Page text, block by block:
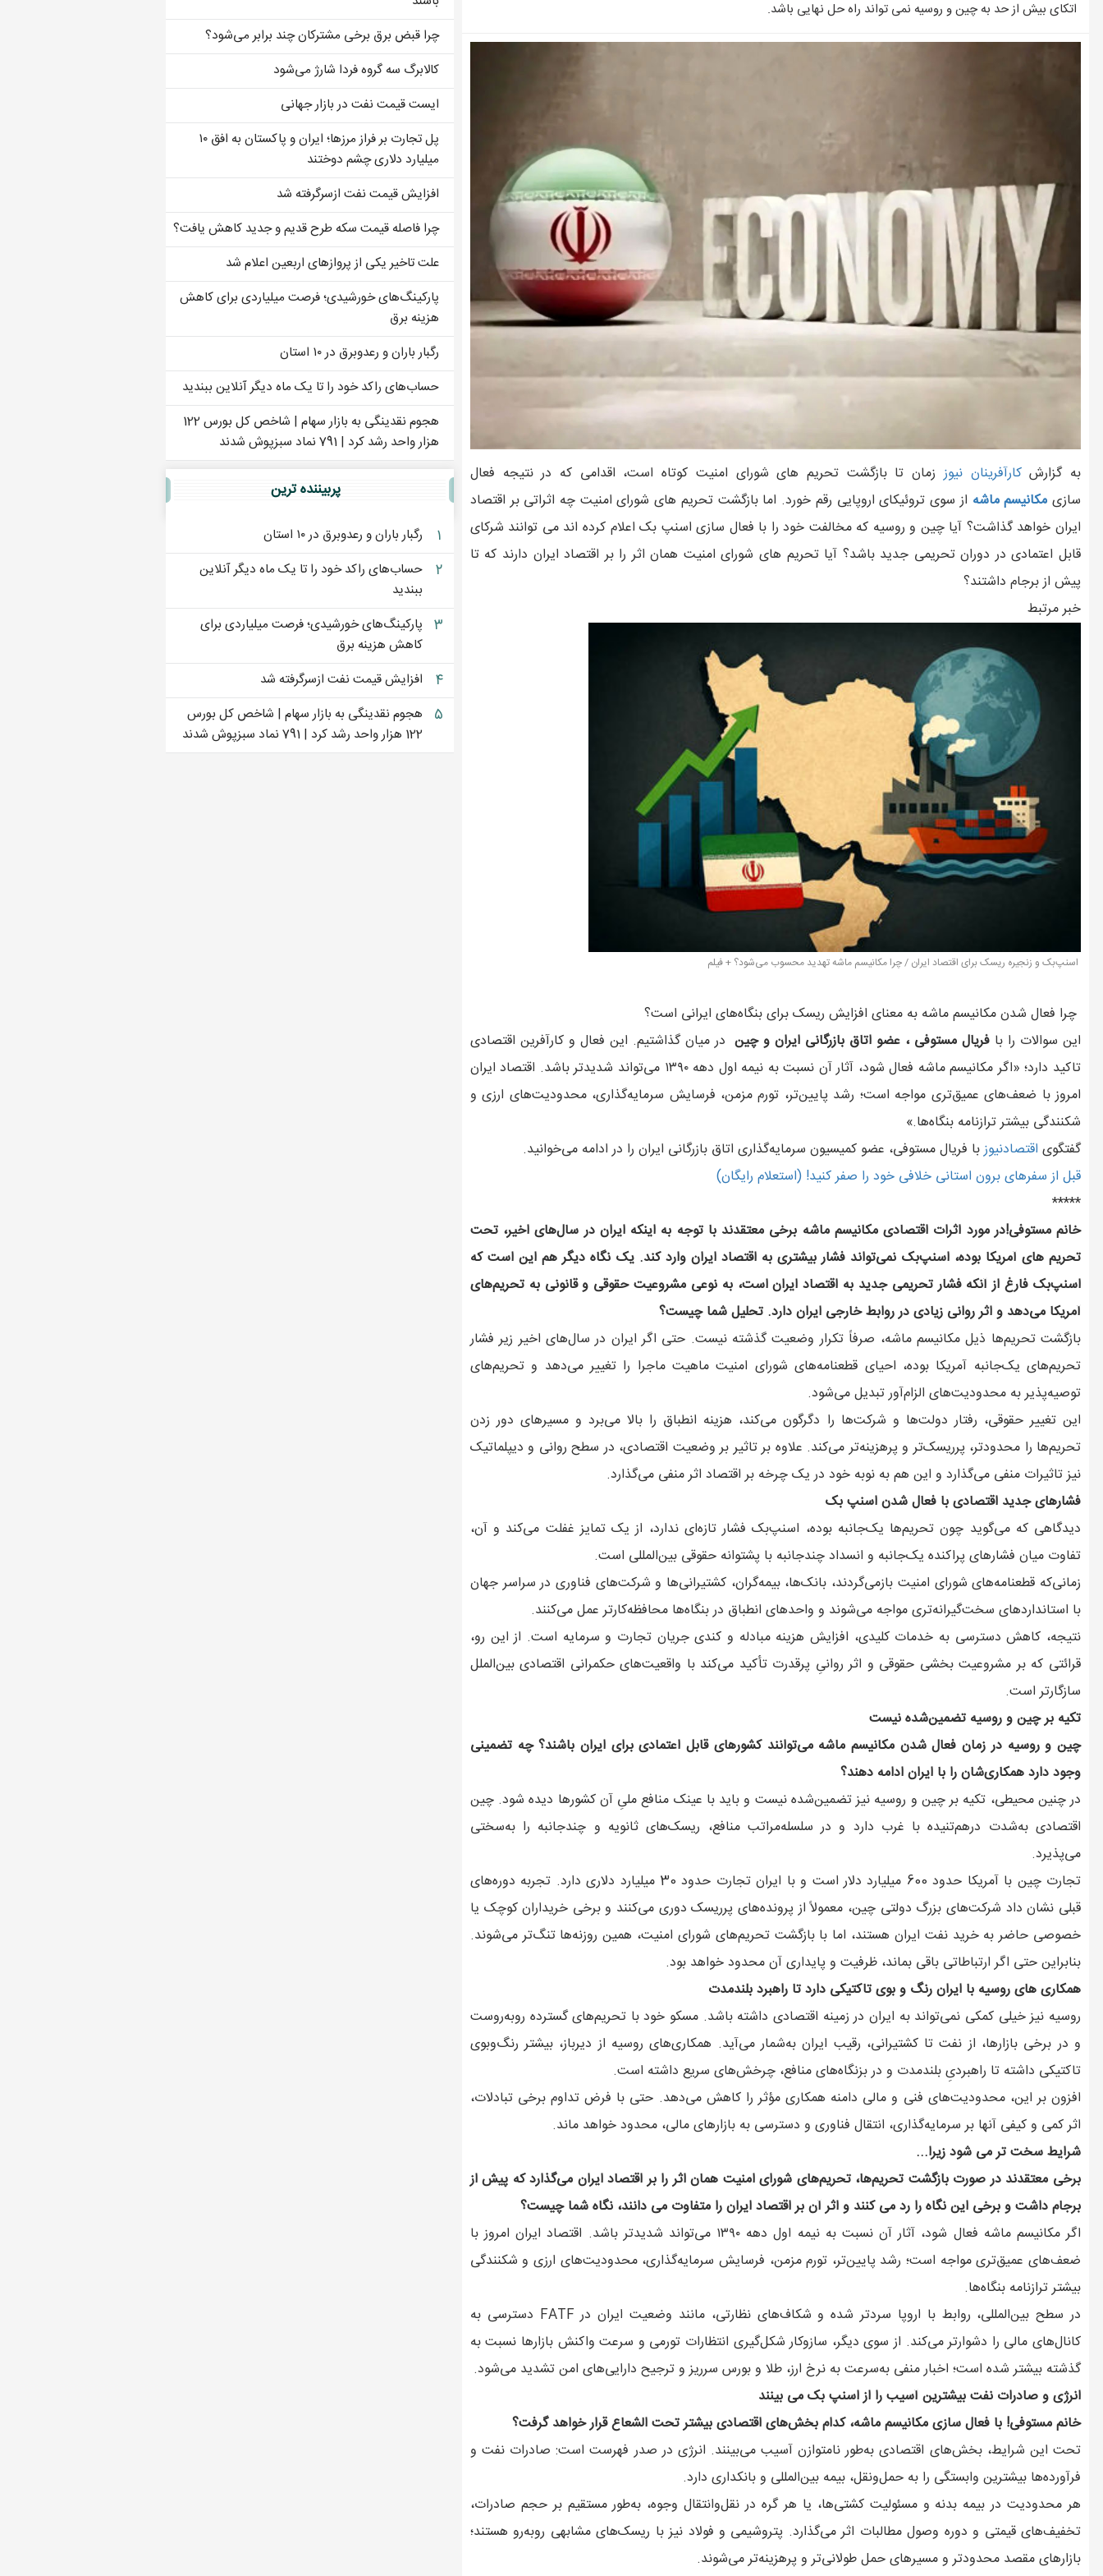
وضعیت بازار مسکن در مرداد/بخر و بفروش‌ها دست از کار کشیدند
اتکای بیش از حد به چین و روسیه نمی تواند راه حل نهایی باشد.
به گزارشکارآفرينان نيوززمان تا بازگشت تحریم های شورای امنیت کوتاه است، اقدامی که در نتیجه فعال
سازی مکانیسم ماشه از سوی تروئیکای اروپایی رقم خورد. اما بازگشت تحریم های شورای امنیت چه اثراتی بر اقتصاد
ایران خواهد گذاشت؟ آیا چین و روسیه که مخالفت خود را با فعال سازی اسنپ بک اعلام کرده اند می توانند شرکای
قابل اعتمادی در دوران تحریمی جدید باشد؟ آیا تحریم های شورای امنیت همان اثر را بر اقتصاد ایران دارند که تا
پیش از برجام داشتند؟
خبر مرتبط
اسنپ‌بک و زنجیره ریسک برای اقتصاد ایران / چرا مکانیسم ماشه تهدید محسوب می‌شود؟ + فیلم
چرا فعال شدن مکانیسم ماشه به معنای افزایش ریسک برای بنگاه‌های ایرانی است؟
این سوالات را با فریال مستوفی ، عضو اتاق بازرگانی ایران و چین در میان گذاشتیم. این فعال و کارآفرین اقتصادی
تاکید دارد؛ «اگر مکانیسم ماشه فعال شود، آثار آن نسبت به نیمه اول دهه ۱۳۹۰ می‌تواند شدیدتر باشد. اقتصاد ایران
امروز با ضعف‌های عمیق‌تری مواجه است؛ رشد پایین‌تر، تورم مزمن، فرسایش سرمایه‌گذاری، محدودیت‌های ارزی و
شکنندگی بیشتر ترازنامه بنگاه‌ها.»
گفتگوی اقتصادنیوزبا فریال مستوفی، عضو کمیسیون سرمایه‌گذاری اتاق بازرگانی ایران را در ادامه می‌خوانید.
قبل از سفرهای برون استانی خلافی خود را صفر کنید! (استعلام رایگان)
*****
خانم مستوفی!در مورد اثرات اقتصادی مکانیسم ماشه برخی معتقدند با توجه به اینکه ایران در سال‌های اخیر، تحت
تحریم‌ های آمریکا بوده، اسنپ‌بک نمی‌تواند فشار بیشتری به اقتصاد ایران وارد کند. یک نگاه دیگر هم این است که
اسنپ‌بک فارغ از آنکه فشار تحریمی جدید به اقتصاد ایران است، به نوعی مشروعیت حقوقی و قانونی به تحریم‌های
آمریکا می‌دهد و اثر روانی زیادی در روابط خارجی ایران دارد. تحلیل شما چیست؟
بازگشت تحریم‌ها ذیل مکانیسم ماشه، صرفاً تکرار وضعیت گذشته نیست. حتی اگر ایران در سال‌های اخیر زیر فشار
تحریم‌های یک‌جانبه آمریکا بوده، احیای قطعنامه‌های شورای امنیت ماهیت ماجرا را تغییر می‌دهد و تحریم‌های
توصیه‌پذیر به محدودیت‌های الزام‌آور تبدیل می‌شود.
این تغییر حقوقی، رفتار دولت‌ها و شرکت‌ها را دگرگون می‌کند، هزینه انطباق را بالا می‌برد و مسیرهای دور زدن
تحریم‌ها را محدودتر، پرریسک‌تر و پرهزینه‌تر می‌کند. علاوه بر تاثیر بر وضعیت اقتصادی، در سطح روانی و دیپلماتیک
نیز تاثیرات منفی می‌گذارد و این هم به نوبه خود در یک چرخه بر اقتصاد اثر منفی می‌گذارد.
فشارهای جدید اقتصادی با فعال شدن اسنپ بک
دیدگاهی که می‌گوید چون تحریم‌ها یک‌جانبه بوده، اسنپ‌بک فشار تازه‌ای ندارد، از یک تمایز غفلت می‌کند و آن،
تفاوت میان فشارهای پراکنده یک‌جانبه و انسداد چندجانبه با پشتوانه حقوقی بین‌المللی است.
زمانی‌که قطعنامه‌های شورای امنیت بازمی‌گردند، بانک‌ها، بیمه‌گران، کشتیرانی‌ها و شرکت‌های فناوری در سراسر جهان
با استانداردهای سخت‌گیرانه‌تری مواجه می‌شوند و واحدهای انطباق در بنگاه‌ها محافظه‌کارتر عمل می‌کنند.
نتیجه، کاهش دسترسی به خدمات کلیدی، افزایش هزینه مبادله و کندی جریان تجارت و سرمایه است. از این رو،
قرائتی که بر مشروعیت‌ بخشی حقوقی و اثر روانیِ پرقدرت تأکید می‌کند با واقعیت‌های حکمرانی اقتصادی بین‌الملل
سازگارتر است.
تکیه بر چین و روسیه تضمین‌شده نیست
چین و روسیه در زمان فعال شدن مکانیسم ماشه می‌توانند کشورهای قابل اعتمادی برای ایران باشند؟ چه تضمینی
وجود دارد همکاری‌شان را با ایران ادامه دهند؟
در چنین محیطی، تکیه بر چین و روسیه نیز تضمین‌شده نیست و باید با عینک منافع ملیِ آن کشورها دیده شود. چین
اقتصادی به‌شدت درهم‌تنیده با غرب دارد و در سلسله‌مراتب منافع، ریسک‌های ثانویه و چندجانبه را به‌سختی
می‌پذیرد.
تجارت چین با آمریکا حدود 600 میلیارد دلار است و با ایران تجارت حدود 30 میلیارد دلاری دارد. تجربه دوره‌های
قبلی نشان داد شرکت‌های بزرگ دولتی چین، معمولاً از پرونده‌های پرریسک دوری می‌کنند و برخی خریداران کوچک یا
خصوصی حاضر به خرید نفت ایران هستند، اما با بازگشت تحریم‌های شورای امنیت، همین روزنه‌ها تنگ‌تر می‌شوند.
بنابراین حتی اگر ارتباطاتی باقی بماند، ظرفیت و پایداری آن محدود خواهد بود.
همکاری های روسیه با ایران رنگ و بوی تاکتیکی دارد تا راهبرد بلندمدت
روسیه نیز خیلی کمکی نمی‌تواند به ایران در زمینه اقتصادی داشته باشد. مسکو خود با تحریم‌های گسترده روبه‌روست
و در برخی بازارها، از نفت تا کشتیرانی، رقیب ایران به‌شمار می‌آید. همکاری‌های روسیه از دیرباز، بیشتر رنگ‌وبوی
تاکتیکی داشته تا راهبردیِ بلندمدت و در بزنگاه‌های منافع، چرخش‌های سریع داشته است.
افزون بر این، محدودیت‌های فنی و مالی دامنه همکاری مؤثر را کاهش می‌دهد. حتی با فرض تداوم برخی تبادلات،
اثر کمی و کیفی آنها بر سرمایه‌گذاری، انتقال فناوری و دسترسی به بازارهای مالی، محدود خواهد ماند.
شرایط سخت تر می شود زیرا...
برخی معتقدند در صورت بازگشت تحریم‌ها، تحریم‌های شورای امنیت همان اثر را بر اقتصاد ایران می‌گذارد که پیش از
برجام داشت و برخی این نگاه را رد می کنند و اثر آن بر اقتصاد ایران را متفاوت می دانند، نگاه شما چیست؟
اگر مکانیسم ماشه فعال شود، آثار آن نسبت به نیمه اول دهه ۱۳۹۰ می‌تواند شدیدتر باشد. اقتصاد ایران امروز با
ضعف‌های عمیق‌تری مواجه است؛ رشد پایین‌تر، تورم مزمن، فرسایش سرمایه‌گذاری، محدودیت‌های ارزی و شکنندگی
بیشتر ترازنامه بنگاه‌ها.
در سطح بین‌المللی، روابط با اروپا سردتر شده و شکاف‌های نظارتی، مانند وضعیت ایران در FATF دسترسی به
کانال‌های مالی را دشوارتر می‌کند. از سوی دیگر، سازوکار شکل‌گیری انتظارات تورمی و سرعت واکنش بازارها نسبت به
گذشته بیشتر شده است؛ اخبار منفی به‌سرعت به نرخ ارز، طلا و بورس سرریز و ترجیح دارایی‌های امن تشدید می‌شود.
انرژی و صادرات نفت بیشترین آسیب را از اسنپ بک می بینند
خانم مستوفی! با فعال سازی مکانیسم ماشه، کدام بخش‌های اقتصادی بیشتر تحت الشعاع قرار خواهد گرفت؟
تحت این شرایط، بخش‌های اقتصادی به‌طور نامتوازن آسیب می‌بینند. انرژی در صدر فهرست است: صادرات نفت و
فرآورده‌ها بیشترین وابستگی را به حمل‌ونقل، بیمه بین‌المللی و بانکداری دارد.
هر محدودیت در بیمه بدنه و مسئولیت کشتی‌ها، یا هر گره در نقل‌وانتقال وجوه، به‌طور مستقیم بر حجم صادرات،
تخفیف‌های قیمتی و دوره وصول مطالبات اثر می‌گذارد. پتروشیمی و فولاد نیز با ریسک‌های مشابهی روبه‌رو هستند؛
بازارهای مقصد محدودتر و مسیرهای حمل طولانی‌تر و پرهزینه‌تر می‌شوند.
چرا قبض برق برخی مشترکان چند برابر می‌شود؟
کالابرگ سه گروه فردا شارژ می‌شود
ایست قیمت نفت در بازار جهانی
پل تجارت بر فراز مرزها؛ ایران و پاکستان به افق ۱۰
میلیارد دلاری چشم دوختند
افزایش قیمت نفت ازسرگرفته شد
چرا فاصله قیمت سکه طرح قدیم و جدید کاهش یافت؟
علت تاخیر یکی از پروازهای اربعین اعلام شد
پارکینگ‌های خورشیدی؛ فرصت میلیاردی برای کاهش
هزینه برق
رگبار باران و رعدوبرق در ۱۰ استان
حساب‌های راکد خود را تا یک ماه دیگر آنلاین ببندید
هجوم نقدینگی به بازار سهام | شاخص کل بورس 122
هزار واحد رشد کرد | 791 نماد سبزپوش شدند
پربيننده ترين
۱ رگبار باران و رعدوبرق در ۱۰ استان
۲
حساب‌های راکد خود را تا یک ماه دیگر آنلاین
ببندید
۳ پارکینگ‌های خورشیدی؛ فرصت میلیاردی برای
کاهش هزینه برق
۴ افزایش قیمت نفت ازسرگرفته شد
۵
هجوم نقدینگی به بازار سهام | شاخص کل بورس
122 هزار واحد رشد کرد | 791 نماد سبزپوش شدند